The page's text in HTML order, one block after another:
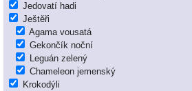
Jedovatí hadi
Ještěři
Agama vousatá
Gekončík noční
Leguán zelený
Chameleon jemenský
Krokodýli